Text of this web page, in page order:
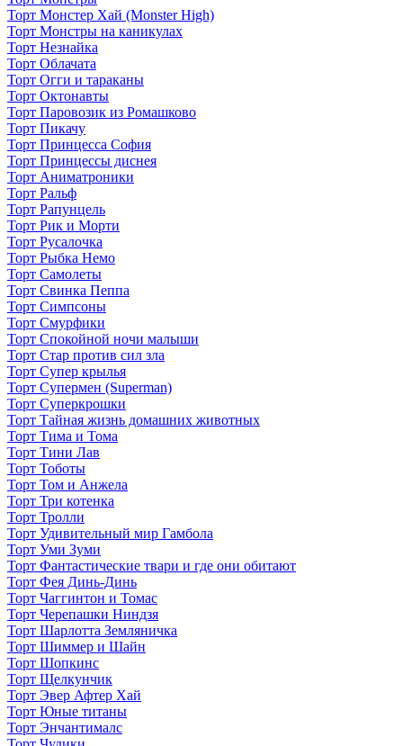
Торт Монстер Хай (Monster High)
Торт Монстры на каникулах
Торт Незнайка
Торт Облачата
Торт Огги и тараканы
Торт Октонавты
Торт Паровозик из Ромашково
Торт Пикачу
Торт Принцесса София
Торт Принцессы диснея
Торт Аниматроники
Торт Ральф
Торт Рапунцель
Торт Рик и Морти
Торт Русалочка
Торт Рыбка Немо
Торт Самолеты
Торт Свинка Пеппа
Торт Симпсоны
Торт Смурфики
Торт Спокойной ночи малыши
Торт Стар против сил зла
Торт Супер крылья
Торт Супермен (Superman)
Торт Суперкрошки
Торт Тайная жизнь домашних животных
Торт Тима и Тома
Торт Тини Лав
Торт Тоботы
Торт Том и Анжела
Торт Три котенка
Торт Тролли
Торт Удивительный мир Гамбола
Торт Уми Зуми
Торт Фантастические твари и где они обитают
Торт Фея Динь-Динь
Торт Чаггинтон и Томас
Торт Черепашки Ниндзя
Торт Шарлотта Земляничка
Торт Шиммер и Шайн
Торт Шопкинс
Торт Щелкунчик
Торт Эвер Афтер Хай
Торт Юные титаны
Торт Энчантималс